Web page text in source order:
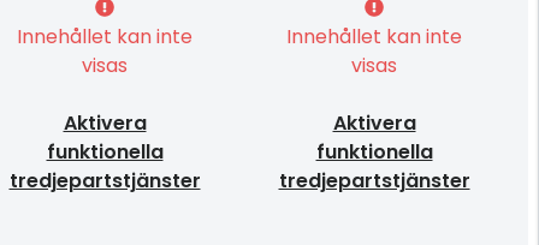
Innehållet kan inte
visas
Aktivera
funktionella
tredjepartstjänster
Innehållet kan inte
visas
Aktivera
funktionella
tredjepartstjänster